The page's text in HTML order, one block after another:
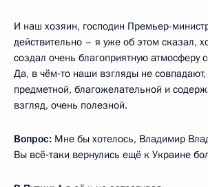
И наш хозяин, господин Премьер-
действительно – я уже об этом сказал,
создал очень благоприятную атмосферу
Да, в чём‑то наши взгляды не
предметной, благожелательной и
взгляд, очень полезной.
Вопрос: Мне бы хотелось, Владимир
Вы всё‑таки вернулись ещё к Украине